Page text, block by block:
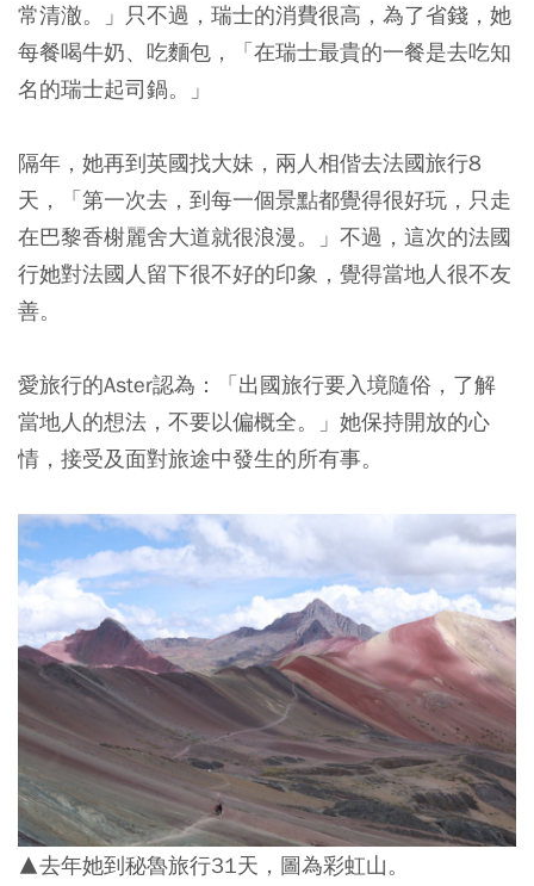
常清澈。」只不過，瑞士的消費很高，為了省錢，她
每餐喝牛奶、吃麵包，「在瑞士最貴的一餐是去吃知
名的瑞士起司鍋。」
隔年，她再到英國找大妹，兩人相偕去法國旅行8
天，「第一次去，到每一個景點都覺得很好玩，只走
在巴黎香榭麗舍大道就很浪漫。」不過，這次的法國
行她對法國人留下很不好的印象，覺得當地人很不友
善。
愛旅行的Aster認為：「出國旅行要入境隨俗，了解
當地人的想法，不要以偏概全。」她保持開放的心
情，接受及面對旅途中發生的所有事。
▲去年她到秘魯旅行31天，圖為彩虹山。